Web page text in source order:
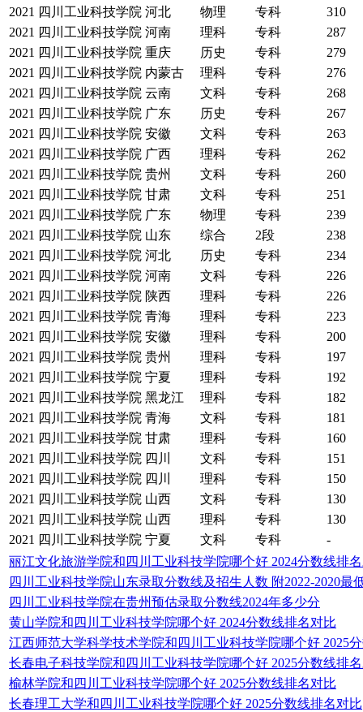
2021 四川工业科技学院 河北 物理 专科
310
2021 四川工业科技学院 河南 理科 专科
287
2021 四川工业科技学院 重庆 历史 专科
279
2021 四川工业科技学院 内蒙古 理科 专科
276
2021 四川工业科技学院 云南 文科 专科
268
2021 四川工业科技学院 广东 历史 专科
267
2021 四川工业科技学院 安徽 文科 专科
263
2021 四川工业科技学院 广西 理科 专科
262
2021 四川工业科技学院 贵州 文科 专科
260
2021 四川工业科技学院 甘肃 文科 专科
251
2021 四川工业科技学院 广东 物理 专科
239
2021 四川工业科技学院 山东 综合 2段
238
2021 四川工业科技学院 河北 历史 专科
234
2021 四川工业科技学院 河南 文科 专科
226
2021 四川工业科技学院 陕西 理科 专科
226
2021 四川工业科技学院 青海 理科 专科
223
2021 四川工业科技学院 安徽 理科 专科
200
2021 四川工业科技学院 贵州 理科 专科
197
2021 四川工业科技学院 宁夏 理科 专科
192
2021 四川工业科技学院 黑龙江 理科 专科
182
2021 四川工业科技学院 青海 文科 专科
181
2021 四川工业科技学院 甘肃 理科 专科
160
2021 四川工业科技学院 四川 文科 专科
151
2021 四川工业科技学院 四川 理科 专科
150
2021 四川工业科技学院 山西 文科 专科
130
2021 四川工业科技学院 山西 理科 专科
130
2021 四川工业科技学院 宁夏 文科 专科
-
丽江文化旅游学院和四川工业科技学院哪个好 2024分数线排
四川工业科技学院山东录取分数线及招生人数 附2022-2020最
四川工业科技学院在贵州预估录取分数线2024年多少分
黄山学院和四川工业科技学院哪个好 2024分数线排名对比
江西师范大学科学技术学院和四川工业科技学院哪个好 2025
长春电子科技学院和四川工业科技学院哪个好 2025分数线排
榆林学院和四川工业科技学院哪个好 2025分数线排名对比
长春理工大学和四川工业科技学院哪个好 2025分数线排名对比